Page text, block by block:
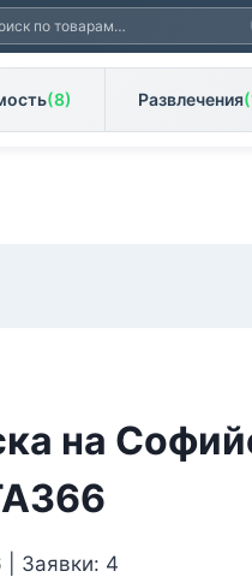
(8) Развлечения
на
| Заявки: 4